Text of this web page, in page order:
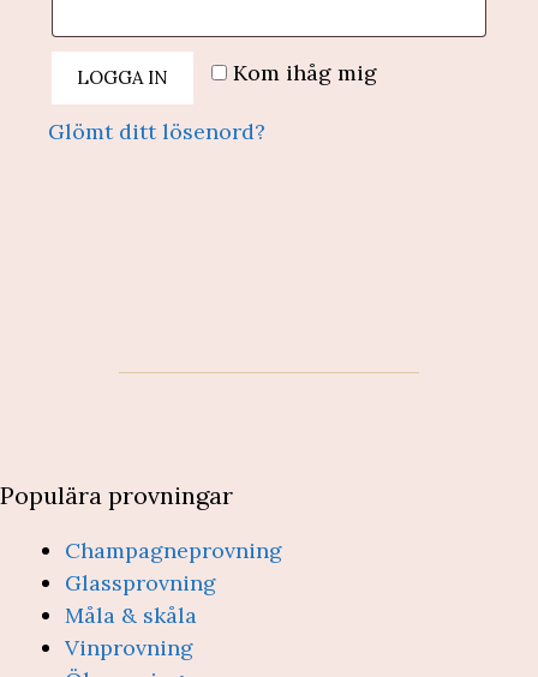
Kom ihåg mig
LOGGA IN
Glömt ditt lösenord?
Populära provningar
Champagneprovning
Glassprovning
Måla & skåla
Vinprovning